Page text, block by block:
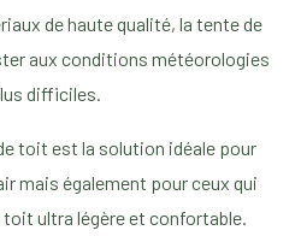
de haute qualité, la tente de
aux conditions météorologies
difficiles.
toit est la solution idéale pour
mais également pour ceux qui
ultra légère et confortable.